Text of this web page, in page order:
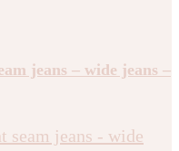
jeans – wide jeans –